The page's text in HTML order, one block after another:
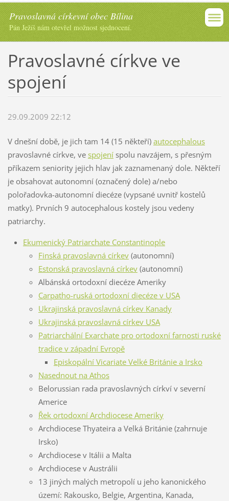
Pravoslavná církevní obec Bílina
Pán Ježíš nám otevřel možnost sjednocení.
Pravoslavné církve ve
spojení
29.09.2009 22:12
V dnešní době, je jich tam 14 (15 někteří) autocephalous
pravoslavné církve, ve spojeníspolu navzájem, s přesným
příkazem seniority jejich hlav jak zaznamenaný dole. Někteří
je obsahovat autonomní (označený dole) a/nebo
polořadovka-autonomní diecéze (vypsané uvnitř kostelů
matky). Prvních 9 autocephalous kostely jsou vedeny
patriarchy.
Ekumenický Patriarchate Constantinople
Finská pravoslavná církev(autonomní)
Estonská pravoslavná církev(autonomní)
Albánská ortodoxní diecéze Ameriky
Carpatho-ruská ortodoxní diecéze v USA
Ukrajinská pravoslavná církev Kanady
Ukrajinská pravoslavná církev USA
Patriarchální Exarchate pro ortodoxní farnosti ruské
tradice v západní Evropě
Episkopální Vicariate Velké Británie a Irsko
Nasednout na Athos
Belorussian rada pravoslavných církví v severní
Americe
Řek ortodoxní Archdiocese Ameriky
Archdiocese Thyateira a Velká Británie (zahrnuje
Irsko)
Archdiocese v Itálii a Malta
Archdiocese v Austrálii
13 jiných malých metropolí u jeho kanonického
území: Rakousko, Belgie, Argentina, Kanada,